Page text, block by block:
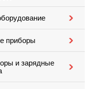
приборы
и зарядные